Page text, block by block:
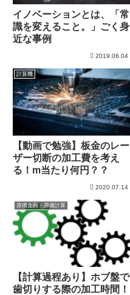
イノベーションとは、「常
識を変えること。」ごく身
近な事例
2019.06.04
計算機
【動画で勉強】板金のレー
ザー切断の加工費を考え
る！m当たり何円？？
2020.07.14
原価企画・原価計算
【計算過程あり】ホブ盤で
歯切りする際の加工時間！